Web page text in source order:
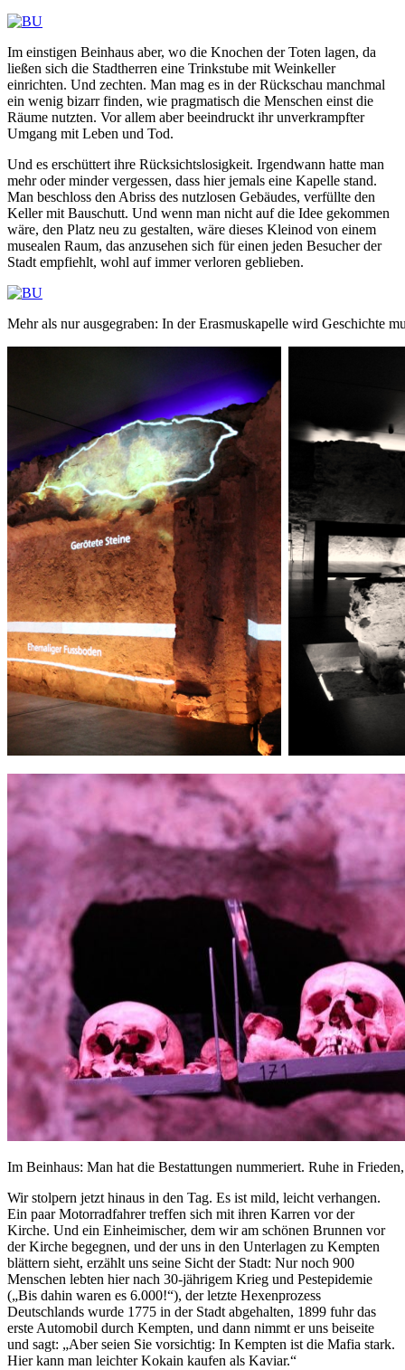
Im einstigen Beinhaus aber, wo die Knochen der Toten lagen, da
ließen sich die Stadtherren eine Trinkstube mit Weinkeller
einrichten. Und zechten. Man mag es in der Rückschau manchmal
ein wenig bizarr finden, wie pragmatisch die Menschen einst die
Räume nutzten. Vor allem aber beeindruckt ihr unverkrampfter
Umgang mit Leben und Tod.
Und es erschüttert ihre Rücksichtslosigkeit. Irgendwann hatte man
mehr oder minder vergessen, dass hier jemals eine Kapelle stand.
Man beschloss den Abriss des nutzlosen Gebäudes, verfüllte den
Keller mit Bauschutt. Und wenn man nicht auf die Idee gekommen
wäre, den Platz neu zu gestalten, wäre dieses Kleinod von einem
musealen Raum, das anzusehen sich für einen jeden Besucher der
Stadt empfiehlt, wohl auf immer verloren geblieben.
Mehr als nur ausgegraben: In der Erasmuskapelle wird Geschichte
Im Beinhaus: Man hat die Bestattungen nummeriert. Ruhe in
Wir stolpern jetzt hinaus in den Tag. Es ist mild, leicht verhangen.
Ein paar Motorradfahrer treffen sich mit ihren Karren vor der
Kirche. Und ein Einheimischer, dem wir am schönen Brunnen vor
der Kirche begegnen, und der uns in den Unterlagen zu Kempten
blättern sieht, erzählt uns seine Sicht der Stadt: Nur noch 900
Menschen lebten hier nach 30-jährigem Krieg und Pestepidemie
(„Bis dahin waren es 6.000!“), der letzte Hexenprozess
Deutschlands wurde 1775 in der Stadt abgehalten, 1899 fuhr das
erste Automobil durch Kempten, und dann nimmt er uns beiseite
und sagt: „Aber seien Sie vorsichtig: In Kempten ist die Mafia stark.
Hier kann man leichter Kokain kaufen als Kaviar.“